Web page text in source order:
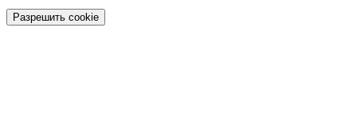
Разрешить cookie